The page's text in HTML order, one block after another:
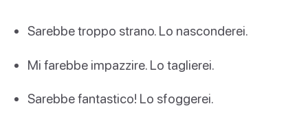
Sarebbe troppo strano. Lo nasconderei.
Mi farebbe impazzire. Lo taglierei.
Sarebbe fantastico! Lo sfoggerei.